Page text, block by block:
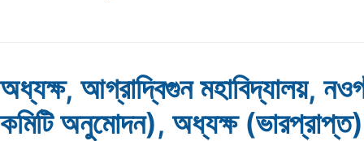
অধ্যক্ষ, আগ্রাদ্বিগুন মহাবিদ্যালয়,
কমিটি অনুমোদন), অধ্যক্ষ